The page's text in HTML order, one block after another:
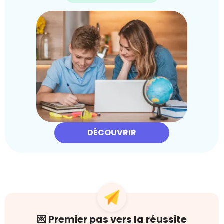
DÉCOUVRIR
💌 Premier pas vers la réussite